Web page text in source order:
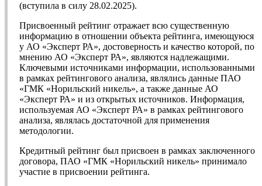
(вступила в силу 28.02.2025).
Присвоенный рейтинг отражает всю существенную
информацию в отношении объекта рейтинга, имеющуюся
у АО «Эксперт РА», достоверность и качество которой, по
мнению АО «Эксперт РА», являются надлежащими.
Ключевыми источниками информации, использованными
в рамках рейтингового анализа, являлись данные ПАО
«ГМК «Норильский никель», а также данные АО
«Эксперт РА» и из открытых источников. Информация,
используемая АО «Эксперт РА» в рамках рейтингового
анализа, являлась достаточной для применения
методологии.
Кредитный рейтинг был присвоен в рамках заключенного
договора, ПАО «ГМК «Норильский никель» принимало
участие в присвоении рейтинга.